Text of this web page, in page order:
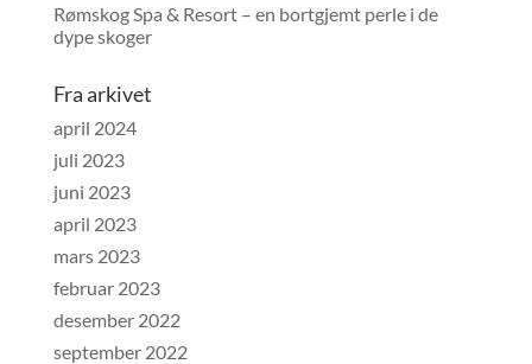
Rømskog Spa & Resort – en bortgjemt perle i de
dype skoger
Fra arkivet
april 2024
juli 2023
juni 2023
april 2023
mars 2023
februar 2023
desember 2022
september 2022